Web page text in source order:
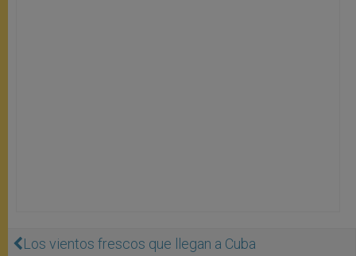
Los vientos frescos que llegan a Cuba